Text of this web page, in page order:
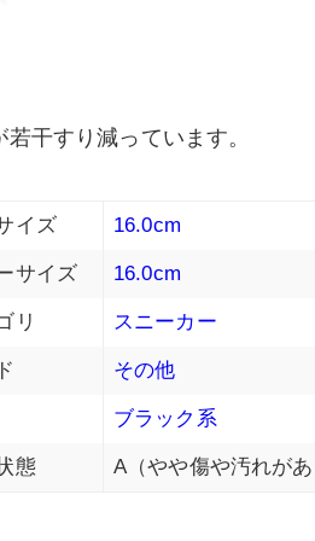
若干すり減っています。
イズ 16.0cm
サイズ 16.0cm
リ スニーカー
その他
ブラック系
態 A（やや傷や汚れが